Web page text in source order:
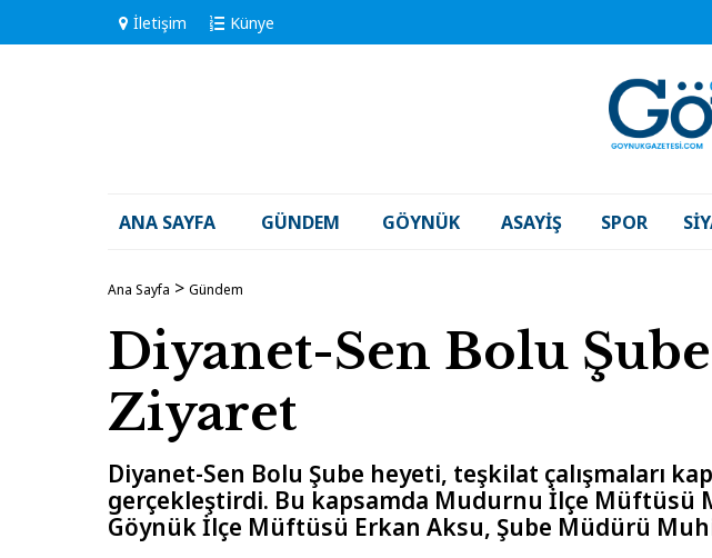
İletişim Künye
ANA SAYFA GÜNDEM GÖYNÜK ASAYIŞ SPOR
Ana Sayfa Gündem
Diyanet-Sen Bolu
Ziyaret
Diyanet-Sen Bolu Şube heyeti, teşkilat çalışmaları
gerçekleştirdi. Bu kapsamda Mudurnu İlçe Müftüsü
Göynük İlçe Müftüsü Erkan Aksu, Şube Müdürü